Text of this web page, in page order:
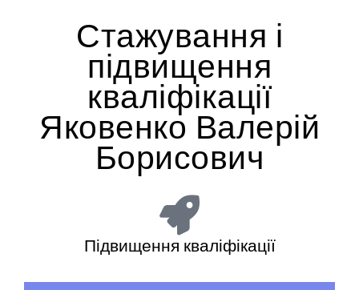
Стажування і
підвищення
кваліфікації
Яковенко Валерій
Борисович
Підвищення кваліфікації